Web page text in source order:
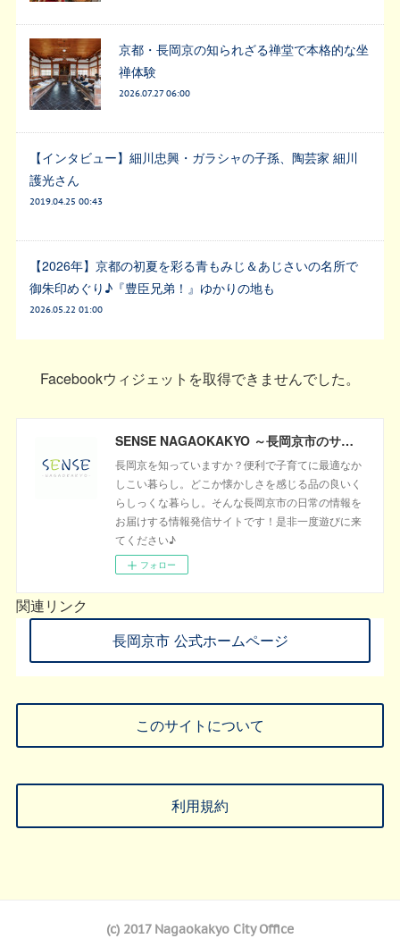
京都・長岡京の知られざる禅堂で本格的な坐
禅体験
2026.07.27 06:00
【インタビュー】細川忠興・ガラシャの子孫、陶芸家 細川
護光さん
2019.04.25 00:43
【2026年】京都の初夏を彩る青もみじ＆あじさいの名所で
御朱印めぐり♪『豊臣兄弟！』ゆかりの地も
2026.05.22 01:00
Facebookウィジェットを取得できませんでした。
SENSE NAGAOKAKYO ～長岡京市のサブサイト～
長岡京を知っていますか？便利で子育てに最適なか
しこい暮らし。どこか懐かしさを感じる品の良いく
らしっくな暮らし。そんな長岡京市の日常の情報を
お届けする情報発信サイトです！是非一度遊びに来
てください♪
フォロー
関連リンク
長岡京市 公式ホームページ
このサイトについて
利用規約
(c) 2017 Nagaokakyo City Office